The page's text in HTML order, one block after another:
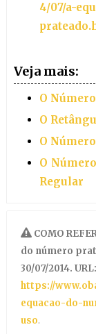
4/07/a-
Veja mais:
O
O
O
O
Regular
COMO
do número
30/07/2014. URL:
https://
equacao-do-
uso.